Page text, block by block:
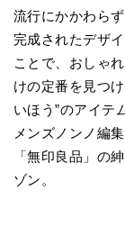
流行にかかわら
完成されたデザ
ことで、おしゃ
けの定番を見つ
いほう”のアイテ
メンズノンノ編
「無印良品」の
ゾン。